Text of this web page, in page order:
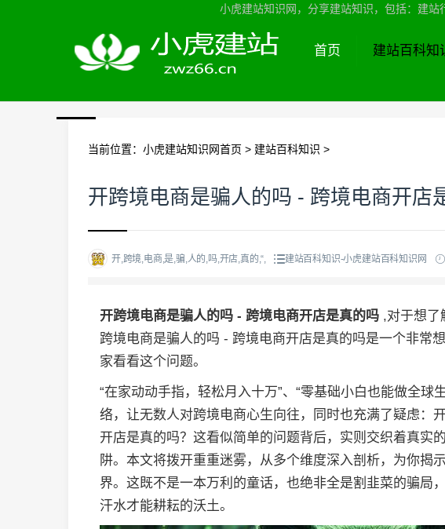
小虎建站知识网，分享建站知识，包括：建
首页 建站百科知
当前位置： 小虎建站知识网首页 > 建站百科知识 >
开跨境电商是骗人的吗 - 跨境电商开店
开,跨境,电商,是,骗,人的,吗,开店,真的,“, 建站百科知识-小虎建站百科知识网
开跨境电商是骗人的吗 - 跨境电商开店是真的吗 ,对于想了
跨境电商是骗人的吗 - 跨境电商开店是真的吗是一个非常
家看看这个问题。
“在家动动手指，轻松月入十万”、“零基础小白也能做全
络，让无数人对跨境电商心生向往，同时也充满了疑虑：
开店是真的吗？这看似简单的问题背后，实则交织着真实
阱。本文将拨开重重迷雾，从多个维度深入剖析，为你揭
界。这既不是一本万利的童话，也绝非全是割韭菜的骗局
汗水才能耕耘的沃土。